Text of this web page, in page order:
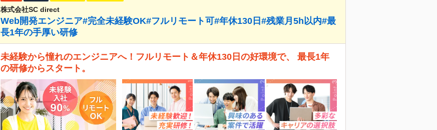
株式会社SC direct
Web開発エンジニア#完全未経験OK#フルリモート可#年休130日#残業月5h以内#最
長1年の手厚い研修
未経験から憧れのエンジニアへ！フルリモート＆年休130日の好環境で、 最長1年
の研修からスタート。